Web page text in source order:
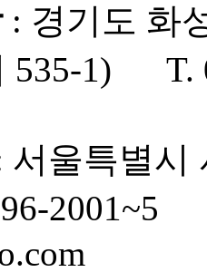
: 경기도 화
535-1)
서울특별시
2001~5